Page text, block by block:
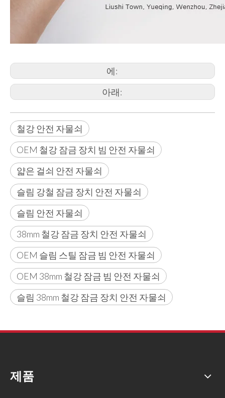
에:
아래:
철강 안전 자물쇠
OEM 철강 잠금 장치 빔 안전 자물쇠
얇은 걸쇠 안전 자물쇠
슬림 강철 잠금 장치 안전 자물쇠
슬림 안전 자물쇠
38mm 철강 잠금 장치 안전 자물쇠
OEM 슬림 스틸 잠금 빔 안전 자물쇠
OEM 38mm 철강 잠금 빔 안전 자물쇠
슬림 38mm 철강 잠금 장치 안전 자물쇠
제품